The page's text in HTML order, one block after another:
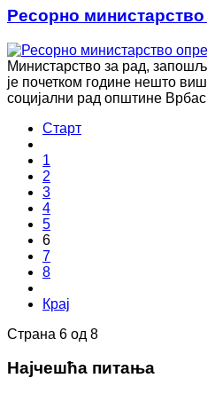
Ресорно
Министарство за рад,
је почетком године нешто
социјални рад општине
Старт
1
2
3
4
5
6
7
8
Крај
Страна 6 од 8
Најчешћа питања